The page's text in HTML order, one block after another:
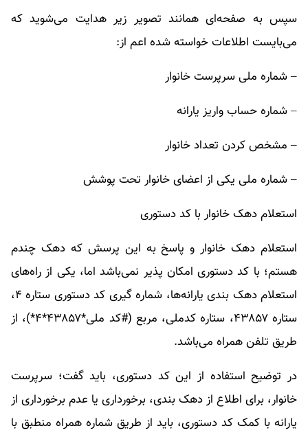
سپس به صفحه‌ای همانند تصویر زیر هدایت می‌شوید که
می‌بایست اطلاعات خواسته شده اعم از:
– شماره ملی سرپرست خانوار
– شماره حساب واریز یارانه
– مشخص کردن تعداد خانوار
– شماره ملی یکی از اعضای خانوار تحت پوشش
استعلام دهک خانوار با کد دستوری
استعلام دهک خانوار و پاسخ به این پرسش که دهک چندم
هستم؛ با کد دستوری امکان پذیر نمی‌باشد اما، یکی از راه‌های
استعلام دهک بندی یارانه‌ها، شماره گیری کد دستوری ستاره ۴،
ستاره ۴۳۸۵۷، ستاره کدملی، مربع (#کد ملی*۴۳۸۵۷*۴*)، از
طریق تلفن همراه می‌باشد.
در توضیح استفاده از این کد دستوری، باید گفت؛ سرپرست
خانوار، برای اطلاع از دهک بندی، برخورداری یا عدم برخورداری از
یارانه با کمک کد دستوری، باید از طریق شماره همراه منطبق با